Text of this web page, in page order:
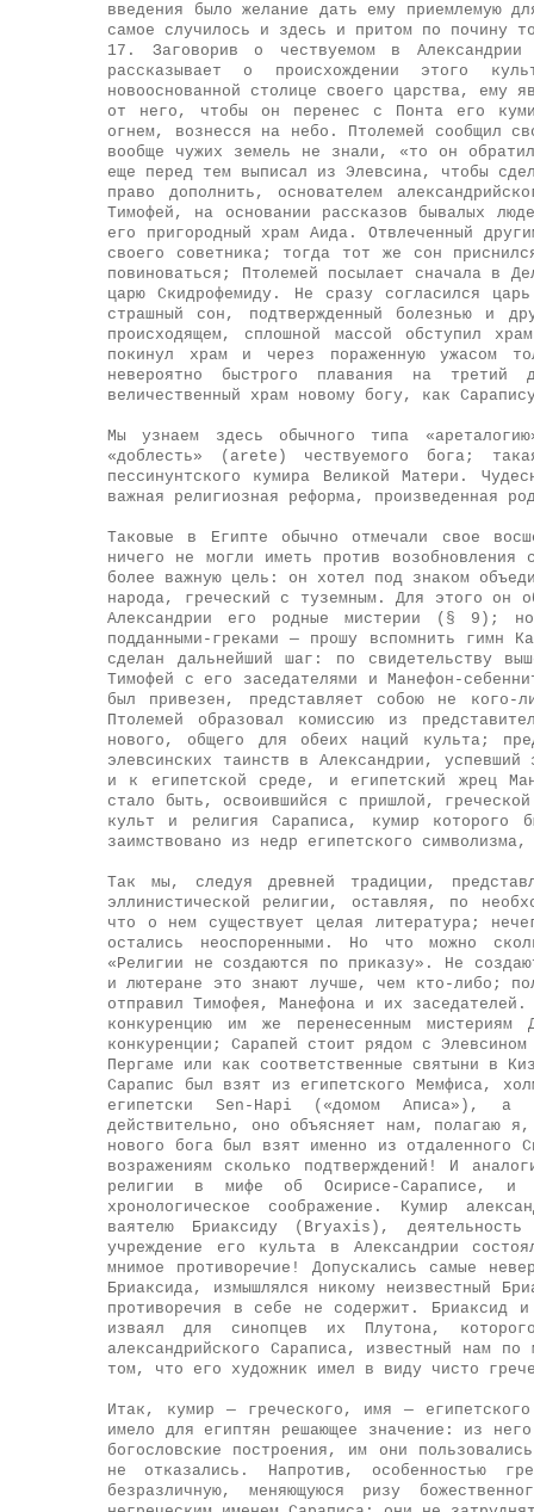
введения было желание дать ему приемлемую
самое случилось и здесь и притом по почину
17. Заговорив о чествуемом в
рассказывает о происхождении этого
новооснованной столице своего царства, ему
от него, чтобы он перенес с Понта его
огнем, вознесся на небо. Птолемей сообщил
вообще чужих земель не знали, «то он
еще перед тем выписал из Элевсина, чтобы
право дополнить, основателем
Тимофей, на основании рассказов бывалых
его пригородный храм Аида. Отвлеченный
своего советника; тогда тот же сон
повиноваться; Птолемей посылает сначала в
царю Скидрофемиду. Не сразу согласился
страшный сон, подтвержденный болезнью и
происходящем, сплошной массой обступил
покинул храм и через пораженную ужасом
невероятно быстрого плавания на
величественный храм новому богу, как
Мы узнаем здесь обычного типа
«доблесть» (arete) чествуемого бога;
пессинунтского кумира Великой Матери.
важная религиозная реформа, произведенная
Таковые в Египте обычно отмечали свое
ничего не могли иметь против
более важную цель: он хотел под знаком
народа, греческий с туземным. Для этого он
Александрии его родные мистерии (§ 9);
подданными-греками — прошу вспомнить гимн
сделан дальнейший шаг: по свидетельству
Тимофей с его заседателями и Манефон-
был привезен, представляет собою не
Птолемей образовал комиссию из
нового, общего для обеих наций культа;
элевсинских таинств в Александрии,
и к египетской среде, и египетский жрец
стало быть, освоившийся с пришлой,
культ и религия Сараписа, кумир которого
заимствовано из недр египетского
Так мы, следуя древней традиции,
эллинистической религии, оставляя, по
что о нем существует целая литература;
остались неоспоренными. Но что можно
«Религии не создаются по приказу». Не
и лютеране это знают лучше, чем кто-либо;
отправил Тимофея, Манефона и их
конкуренцию им же перенесенным
конкуренции; Сарапей стоит рядом с
Пергаме или как соответственные святыни в
Сарапис был взят из египетского Мемфиса,
египетски Sen-Hapi («домом Аписа»), а
действительно, оно объясняет нам, полагаю
нового бога был взят именно из отдаленного
возражениям сколько подтверждений! И
религии в мифе об Осирисе-Сараписе, и
хронологическое соображение. Кумир
ваятелю Бриаксиду (Bryaxis),
учреждение его культа в Александрии
мнимое противоречие! Допускались самые
Бриаксида, измышлялся никому неизвестный
противоречия в себе не содержит.
изваял для синопцев их Плутона,
александрийского Сараписа, известный нам
том, что его художник имел в виду чисто
Итак, кумир — греческого, имя —
имело для египтян решающее значение: из
богословские построения, им они
не отказались. Напротив, особенностью
безразличную, меняющуюся ризу